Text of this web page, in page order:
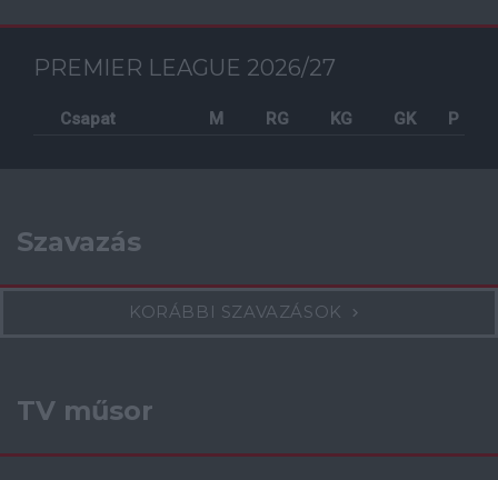
PREMIER LEAGUE 2026/27
Csapat M RG KG GK P
Szavazás
KORÁBBI SZAVAZÁSOK
TV műsor